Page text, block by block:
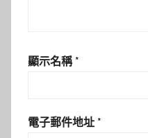
顯示名稱 *
電子郵件地址 *